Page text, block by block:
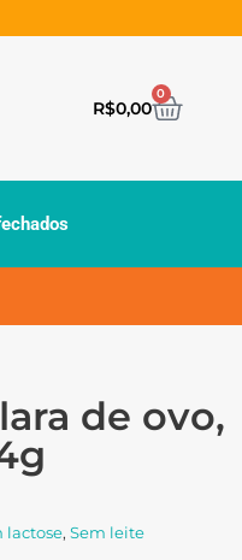
R$0,00
0
de ovo,
lactose, Sem leite